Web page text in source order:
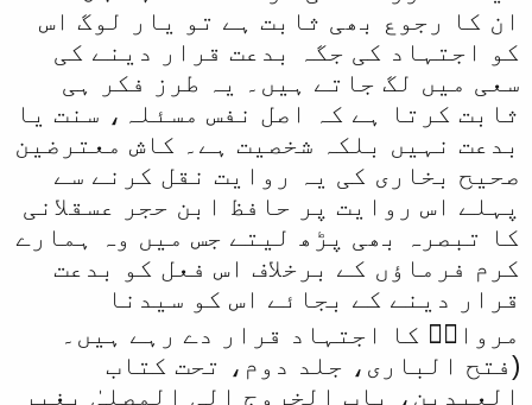
ان کا رجوع بھی ثابت ہے تو یار لوگ اس
کو اجتہاد کی جگہ بدعت قرار دینے کی
سعی میں لگ جاتے ہیں۔ یہ طرز فکر ہی
ثابت کرتا ہے کہ اصل نفس مسئلہ، سنت یا
بدعت نہیں بلکہ شخصیت ہے۔ کاش معترضین
صحیح بخاری کی یہ روایت نقل کرنے سے
پہلے اس روایت پر حافظ ابن حجر عسقلانی
کا تبصرہ بھی پڑھ لیتے جس میں وہ ہمارے
کرم فرماؤں کے برخلاف اس فعل کو بدعت
قرار دینے کے بجائے اس کو سیدنا
مروانؓ کا اجتہاد قرار دے رہے ہیں۔
(فتح الباری، جلد دوم، تحت کتاب
العیدین، باب الخروج الی المصلیٰ بغیر